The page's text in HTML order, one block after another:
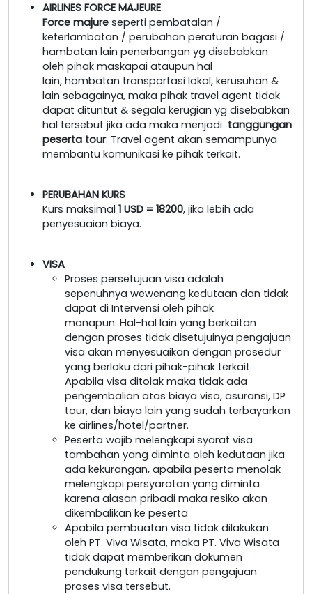
AIRLINES FORCE MAJEURE
Force majure seperti pembatalan /
keterlambatan / perubahan peraturan bagasi /
hambatan lain penerbangan yg disebabkan
oleh pihak maskapai ataupun hal
lain, hambatan transportasi lokal, kerusuhan &
lain sebagainya, maka pihak travel agent tidak
dapat dituntut & segala kerugian yg disebabkan
hal tersebut jika ada maka menjadi tanggungan
peserta tour. Travel agent akan semampunya
membantu komunikasi ke pihak terkait.
PERUBAHAN KURS
Kurs maksimal 1 USD = 18200, jika lebih ada
penyesuaian biaya.
VISA
Proses persetujuan visa adalah
sepenuhnya wewenang kedutaan dan tidak
dapat di Intervensi oleh pihak
manapun. Hal-hal lain yang berkaitan
dengan proses tidak disetujuinya pengajuan
visa akan menyesuaikan dengan prosedur
yang berlaku dari pihak-pihak terkait.
Apabila visa ditolak maka tidak ada
pengembalian atas biaya visa, asuransi, DP
tour, dan biaya lain yang sudah terbayarkan
ke airlines/hotel/partner.
Peserta wajib melengkapi syarat visa
tambahan yang diminta oleh kedutaan jika
ada kekurangan, apabila peserta menolak
melengkapi persyaratan yang diminta
karena alasan pribadi maka resiko akan
dikembalikan ke peserta
Apabila pembuatan visa tidak dilakukan
oleh PT. Viva Wisata, maka PT. Viva Wisata
tidak dapat memberikan dokumen
pendukung terkait dengan pengajuan
proses visa tersebut.